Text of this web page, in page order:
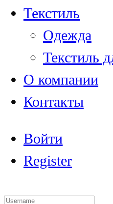
Текстиль
Одежда
Текстиль
О компании
Контакты
Войти
Register